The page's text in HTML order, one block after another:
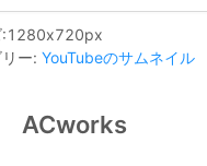
:1280x720px
ー: YouTubeのサムネイル
ACworks